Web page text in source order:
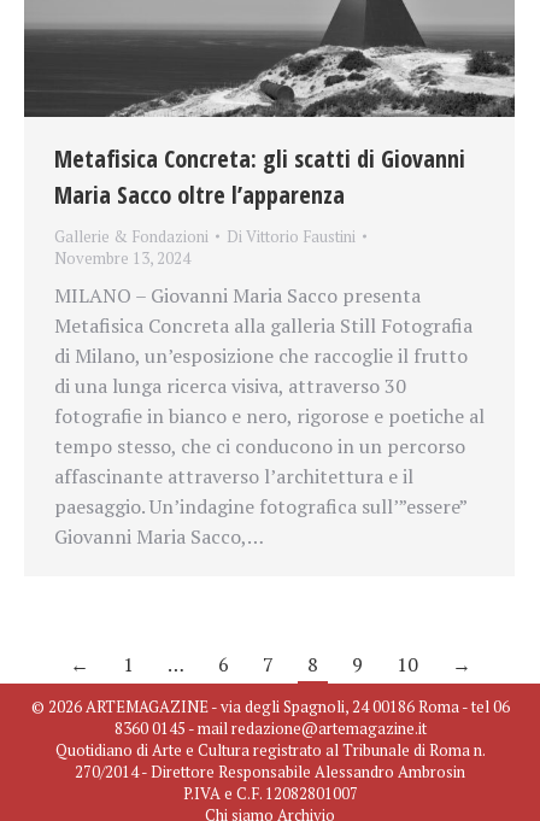
Metafisica Concreta: gli scatti di Giovanni
Maria Sacco oltre l’apparenza
Gallerie & Fondazioni DiVittorio Faustini
Novembre 13, 2024
MILANO – Giovanni Maria Sacco presenta
Metafisica Concreta alla galleria Still Fotografia
di Milano, un’esposizione che raccoglie il frutto
di una lunga ricerca visiva, attraverso 30
fotografie in bianco e nero, rigorose e poetiche al
tempo stesso, che ci conducono in un percorso
affascinante attraverso l’architettura e il
paesaggio. Un’indagine fotografica sull’”essere”
Giovanni Maria Sacco,…
← 1 … 6 7 8 9 10 →
© 2026 ARTEMAGAZINE - via degli Spagnoli, 24 00186 Roma - tel 06
8360 0145 - mail redazione@artemagazine.it
Quotidiano di Arte e Cultura registrato al Tribunale di Roma n.
270/2014 - Direttore Responsabile Alessandro Ambrosin
P.IVA e C.F. 12082801007
Chi siamo Archivio